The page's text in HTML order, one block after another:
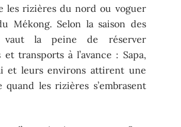
les rizières du nord ou voguer
Mékong. Selon la saison des
vaut la peine de réserver
et transports à l’avance : Sapa,
et leurs environs attirent une
quand les rizières s’embrasent